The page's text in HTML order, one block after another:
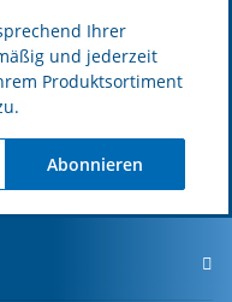
Ihrer
und jederzeit
Produktsortiment
Abonnieren